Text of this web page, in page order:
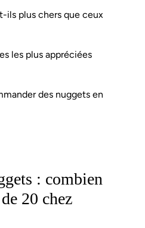
ils plus chers que ceux
les plus appréciées
des nuggets en
: combien
20 chez